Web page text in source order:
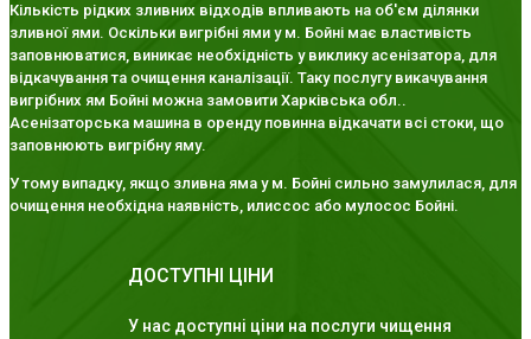
Кількість рідких зливних відходів впливають на об'єм ділянки
зливної ями. Оскільки вигрібні ями у м. Бойні має властивість
заповнюватися, виникає необхідність у виклику асенізатора, для
відкачування та очищення каналізації. Таку послугу викачування
вигрібних ям Бойні можна замовити Харківська обл..
Асенізаторська машина в оренду повинна відкачати всі стоки, що
заповнюють вигрібну яму.
У тому випадку, якщо зливна яма у м. Бойні сильно замулилася, для
очищення необхідна наявність, илиссос або мулосос Бойні.
ДОСТУПНІ ЦІНИ
У нас доступні ціни на послуги чищення